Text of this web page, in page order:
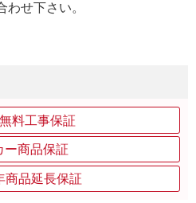
せ下さい。
料工事保証
ー商品保証
商品延長保証